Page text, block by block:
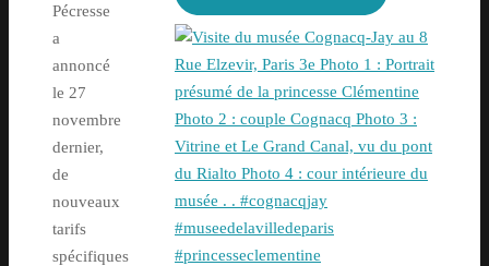
Pécresse
a
annoncé
le 27
novembre
dernier,
de
nouveaux
tarifs
spécifiques